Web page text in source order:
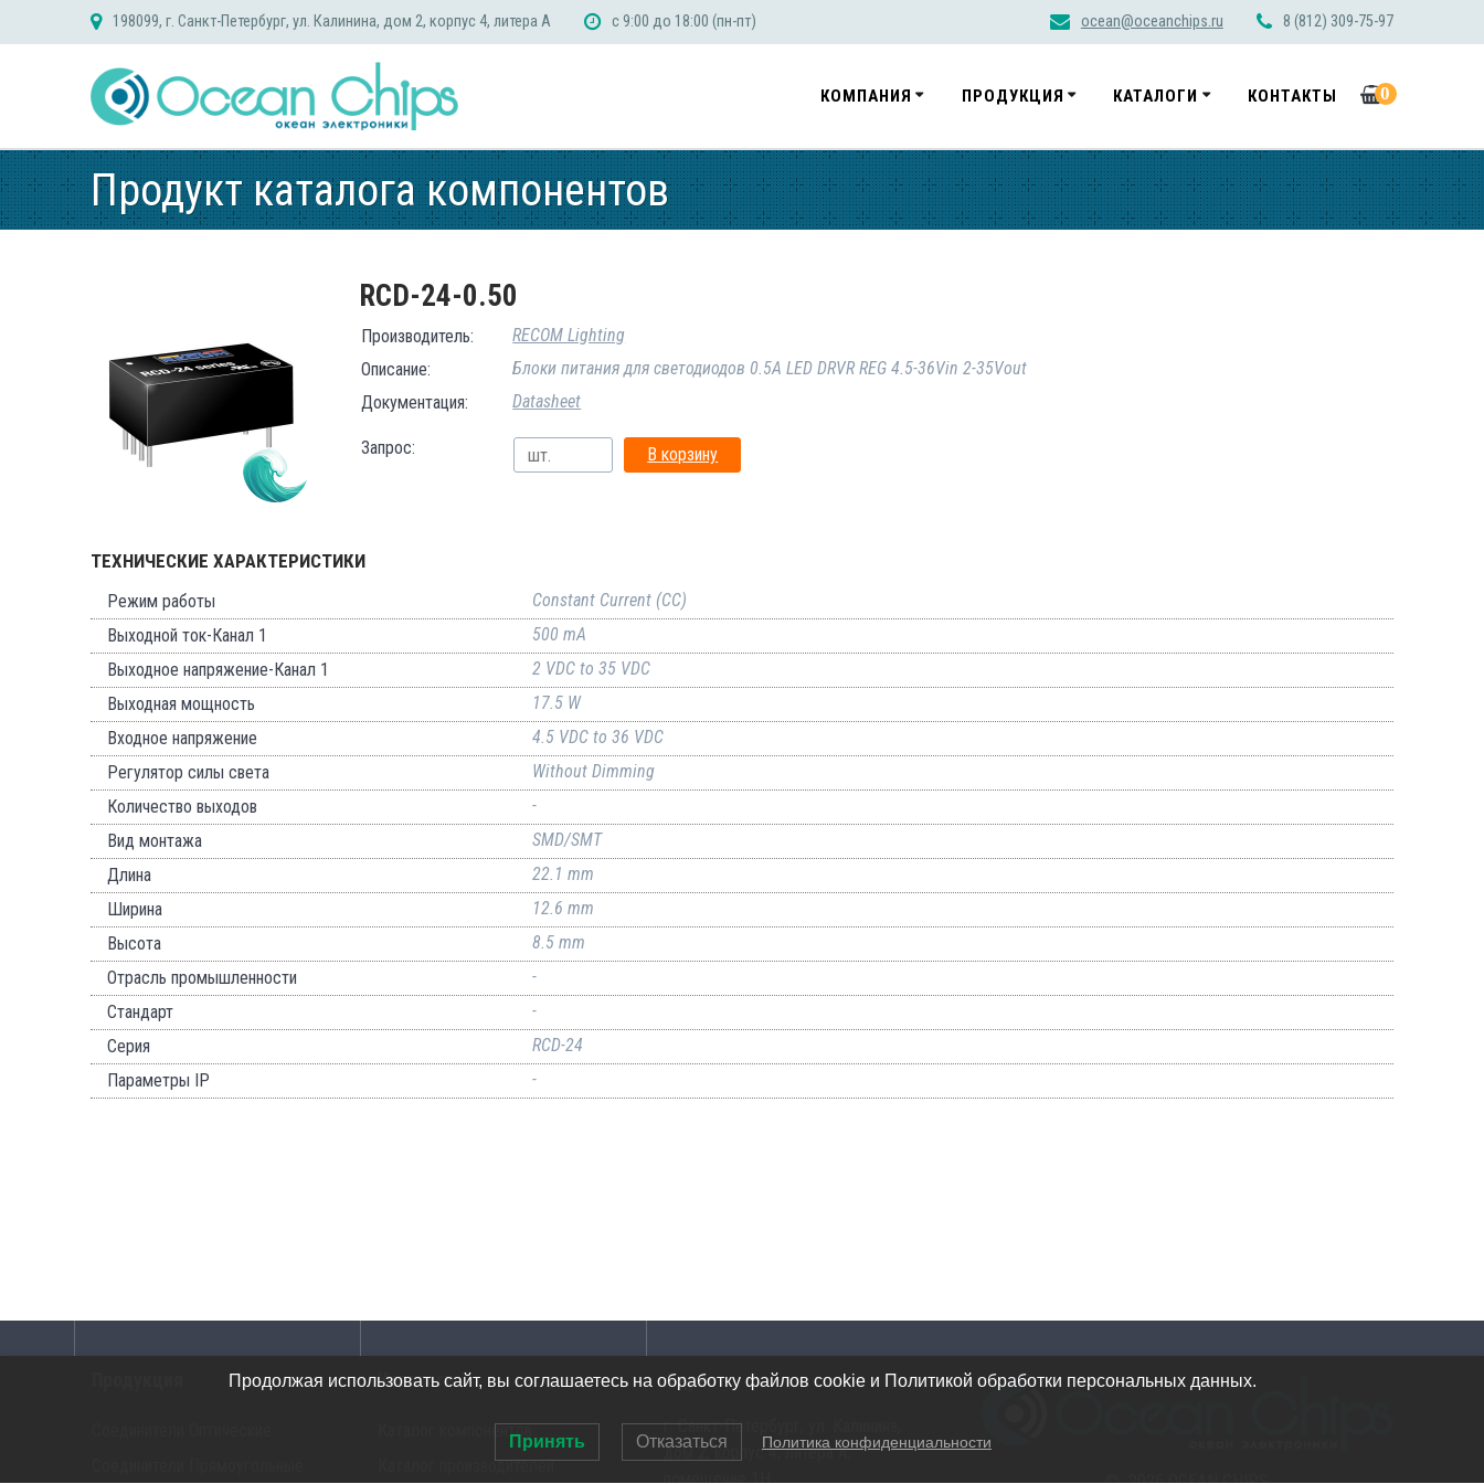
198099, г. Санкт-Петербург, ул. Калинина, дом 2, корпус 4, литера А с 9:00 до 18:00 (пн-пт) ocean@oceanchips.ru 8 (812) 309-75-97
КОМПАНИЯ ПРОДУКЦИЯ КАТАЛОГИ КОНТАКТЫ 0
Продукт каталога компонентов
RCD-24-0.50
Производитель:
RECOM Lighting
Описание:
Блоки питания для светодиодов 0.5A LED DRVR REG 4.5-36Vin 2-35Vout
Документация:
Datasheet
Запрос: В корзину
ТЕХНИЧЕСКИЕ ХАРАКТЕРИСТИКИ
Режим работы
Constant Current (CC)
Выходной ток-Канал 1
500 mA
Выходное напряжение-Канал 1
2 VDC to 35 VDC
Выходная мощность
17.5 W
Входное напряжение
4.5 VDC to 36 VDC
Регулятор силы света
Without Dimming
Количество выходов
-
Вид монтажа
SMD/SMT
Длина
22.1 mm
Ширина
12.6 mm
Высота
8.5 mm
Отрасль промышленности
-
Стандарт
-
Серия
RCD-24
Параметры IP
-
Каталоги
Каталог компонентов
Каталог производителей
Адрес
г. Санкт-Петербург, ул. Калинина,
дом 2, корпус 4, литера А,
помещение 1Н
Продолжая использовать сайт, вы соглашаетесь на обработку файлов cookie и Политикой обработки персональных данных.
Принять Отказаться Политика конфиденциальности